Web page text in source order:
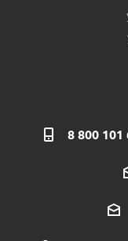
8 800 101